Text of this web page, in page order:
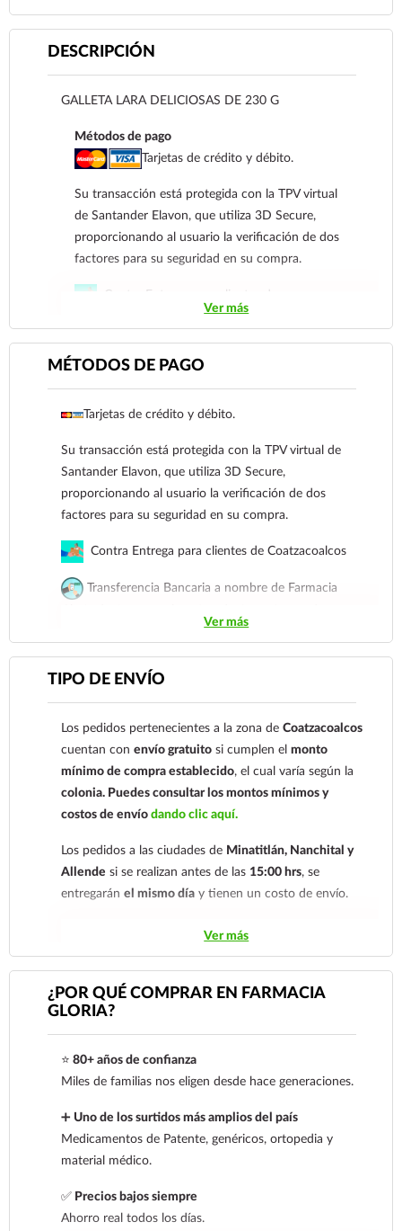
DESCRIPCIÓN
GALLETA LARA DELICIOSAS DE 230 G
Métodos de pago
Tarjetas de crédito y débito.
Su transacción está protegida con la TPV virtual
de Santander Elavon, que utiliza 3D Secure,
proporcionando al usuario la verificación de dos
factores para su seguridad en su compra.
Contra Entrega para clientes de
Gloria de Coatzacoalcos S.A. de C.V. Número de
su comprobante de pago a al siguiente correo
electrónico:ecommerce@farmaciagloria.mx
nuestro
921 261 8491
Ver más
MÉTODOS DE PAGO
Tarjetas de crédito y débito.
Su transacción está protegida con la TPV virtual de
Santander Elavon, que utiliza 3D Secure,
proporcionando al usuario la verificación de dos
factores para su seguridad en su compra.
Contra Entrega para clientes de Coatzacoalcos
Transferencia Bancaria a nombre de Farmacia
cuenta: Clave: 014854655008143954
Para esta forma de pago el cliente deberá enviar su
comprobante de pago a al siguiente correo
nuestro
921 261 8491
Ver más
TIPO DE ENVÍO
Los pedidos pertenecientes a la zona deCoatzacoalcos
cuentan conenvío gratuito si cumplen elmonto
mínimo de compra establecido, el cual varía según la
colonia. Puedes consultar los montos mínimos y
costos de envíodando clic aquí.
Los pedidos a las ciudades de Minatitlán, Nanchital y
Allende si se realizan antes de las 15:00 hrs, se
entregaránel mismo día y tienen un costo de envío.
Los pedidos de otras localidades se envían mediante
.Sólo hacemos envíos en el territorio
nacional.
económica. En la tarifa nacional al día siguiente, los
pedidos deben realizarseantes de las 14:00 hrs.El
tiempo de entrega de la tarifa económica es de
días.
En losproductos refrigerados siempre se debe
seleccionar la tarifa nacional día siguiente
productos de cadena de frío. Todos los productos se
Ver más
¿POR QUÉ COMPRAR EN FARMACIA
GLORIA?
⭐ 80+ años de confianza
Miles de familias nos eligen desde hace generaciones.
➕ Uno de los surtidos más amplios del país
Medicamentos de Patente, genéricos, ortopedia y
material médico.
✅ Precios bajos siempre
Ahorro real todos los días.